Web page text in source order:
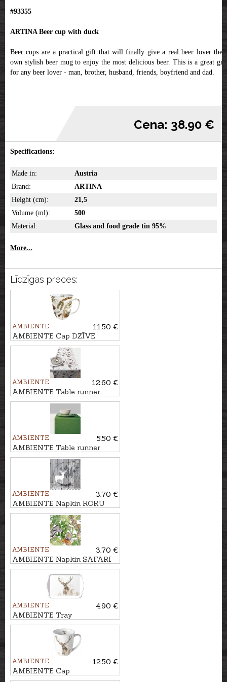
#93355
ARTINA Beer cup with duck
Beer cups are a practical gift that will finally give a real beer lover their
own stylish beer mug to enjoy the most delicious beer. This is a great gift
for any beer lover - man, brother, husband, friends, boyfriend and dad.
Cena: 38.90 €
Specifications:
Made in:
Austria
Brand:
ARTINA
Height (cm):
21,5
Volume (ml):
500
Material:
Glass and food grade tin 95%
More...
Līdzīgas preces:
AMBIENTE
11.50 €
AMBIENTE Cap DZĪVE
MEŽĀ, 400ml
AMBIENTE
12.60 €
AMBIENTE Table runner
PRIEŽU ČIEKURI
AMBIENTE
5.50 €
AMBIENTE Table runner
ELEGANCE
AMBIENTE
3.70 €
AMBIENTE Napkin KOKU
AINAVA
AMBIENTE
3.70 €
AMBIENTE Napkin SAFARI
AMBIENTE
4.90 €
AMBIENTE Tray
STALTBRIEDIS
AMBIENTE
12.50 €
AMBIENTE Cap
STALTBRIEDIS, 400ml